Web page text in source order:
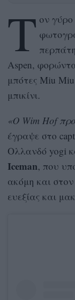
Τ ον γύρο
Aspen,
μπότες Miu
μπικίνι.
«Ο Wim Hof
έγραψε στο
Ολλανδό yogi
Iceman, που
ακόμη και στον
ευεξίας και